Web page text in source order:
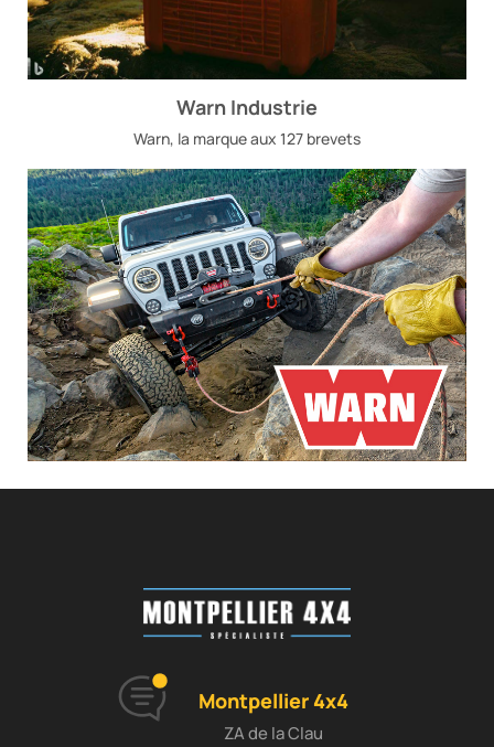
Warn Industrie
Warn, la marque aux 127 brevets
Montpellier 4x4
ZA de la Clau